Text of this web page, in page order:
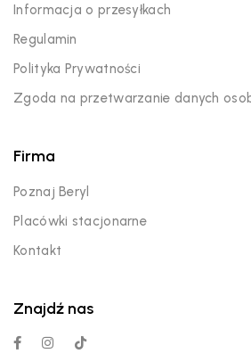
Informacja o przesyłkach
Regulamin
Polityka Prywatności
Zgoda na przetwarzanie danych
Firma
Poznaj Beryl
Placówki stacjonarne
Kontakt
Znajdź nas